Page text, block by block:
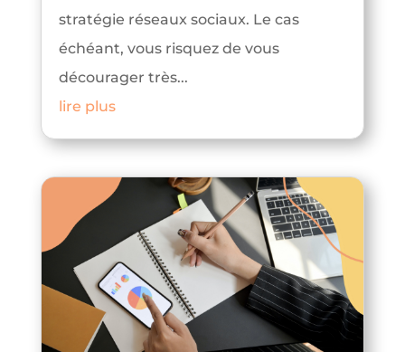
stratégie réseaux sociaux. Le cas
échéant, vous risquez de vous
décourager très...
lire plus